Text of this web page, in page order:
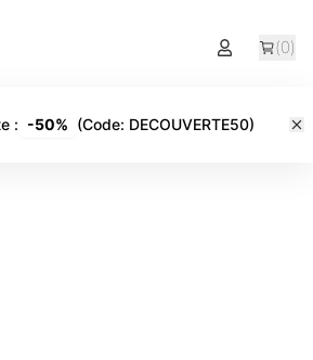
(0)
: -50% (Code: DECOUVERTE50)